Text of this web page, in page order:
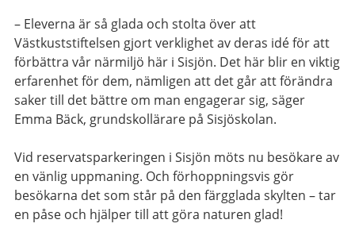
– Eleverna är så glada och stolta över att
Västkuststiftelsen gjort verklighet av deras idé för att
förbättra vår närmiljö här i Sisjön. Det här blir en viktig
erfarenhet för dem, nämligen att det går att förändra
saker till det bättre om man engagerar sig, säger
Emma Bäck, grundskollärare på Sisjöskolan.
Vid reservatsparkeringen i Sisjön möts nu besökare av
en vänlig uppmaning. Och förhoppningsvis gör
besökarna det som står på den färgglada skylten – tar
en påse och hjälper till att göra naturen glad!